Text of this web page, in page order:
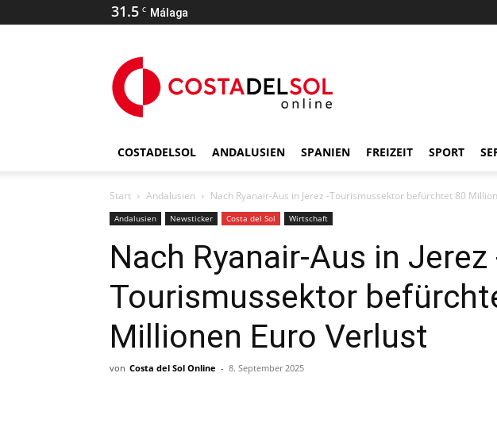
31.5 C Málaga
COSTADELSOL ANDALUSIEN SPANIEN FREIZEIT SPORT
Start Andalusien Nach Ryanair-Aus in Jerez -Tourismussektor befürchtet 80
Andalusien Newsticker Costa del Sol Wirtschaft
Nach Ryanair-Aus in Jerez
Tourismussektor
Millionen Euro Verlust
von Costa del Sol Online - 8. September 2025